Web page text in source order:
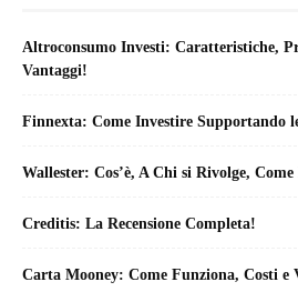
Altroconsumo Investi: Caratteristiche,
Vantaggi!
Finnexta: Come Investire Supportando
Wallester: Cos’è, A Chi si Rivolge,
Creditis: La Recensione Completa!
Carta Mooney: Come Funziona, Costi e